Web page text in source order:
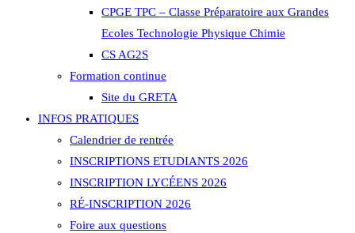
CPGE TPC – Classe Préparatoire aux Grandes
Ecoles Technologie Physique Chimie
CS AG2S
Formation continue
Site du GRETA
INFOS PRATIQUES
Calendrier de rentrée
INSCRIPTIONS ETUDIANTS 2026
INSCRIPTION LYCÉENS 2026
RÉ-INSCRIPTION 2026
Foire aux questions